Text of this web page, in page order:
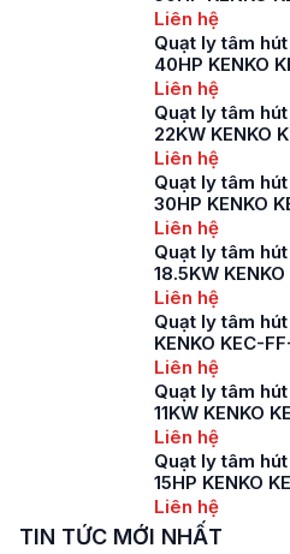
Liên hệ
Quạt ly tâm
40HP KENKO
Liên hệ
Quạt ly tâm
22KW KENKO
Liên hệ
Quạt ly tâm
30HP KENKO
Liên hệ
Quạt ly tâm
18.5KW
Liên hệ
Quạt ly tâm
KENKO KEC-
Liên hệ
Quạt ly tâm
11KW KENKO
Liên hệ
Quạt ly tâm
15HP KENKO
Liên hệ
TIN TỨC MỚI NHẤT